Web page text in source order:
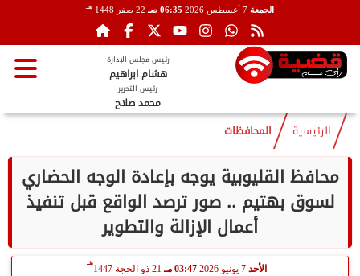
الجمعة 06:35 صـ 22 صفر 1448 هـ
رئيس مجلس الإدارة
هشام ابراهيم
رئيس التحرير
محمد صلاح
الرئيسية المحافظات
محافظ القليوبية يوجه بإعادة الوجه الحضاري
لسوق بهتيم .. صور ترصد الواقع قبل تنفيذ
أعمال الإزالة والتطوير
الأحد 03:47 مـ 21 ذو الحجة 1447
هـ